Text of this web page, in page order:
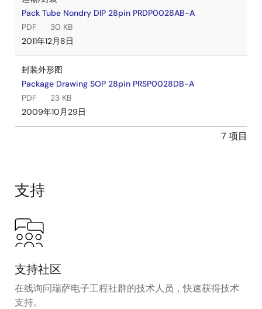
Pack Tube Nondry DIP 28pin PRDP0028AB-A
PDF
30 KB
2011年12月8日
封装外形图
Package Drawing SOP 28pin PRSP0028DB-A
PDF
23 KB
2009年10月29日
7 项目
支持
支持社区
在线询问瑞萨电子工程社群的技术人员，快速获得技术
支持。